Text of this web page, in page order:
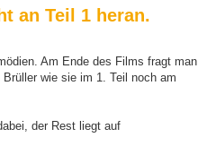
an Teil 1 heran.
Am Ende des Films fragt man
wie sie im 1. Teil noch am
der Rest liegt auf